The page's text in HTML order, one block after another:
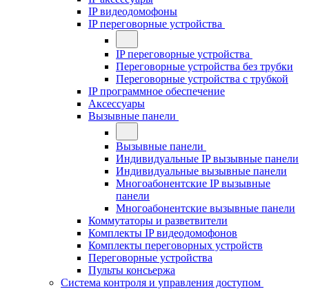
IP видеодомофоны
IP переговорные устройства
IP переговорные устройства
Переговорные устройства без трубки
Переговорные устройства с трубкой
IP программное обеспечение
Аксессуары
Вызывные панели
Вызывные панели
Индивидуальные IP вызывные панели
Индивидуальные вызывные панели
Многоабонентские IP вызывные
панели
Многоабонентские вызывные панели
Коммутаторы и разветвители
Комплекты IP видеодомофонов
Комплекты переговорных устройств
Переговорные устройства
Пульты консьержа
Система контроля и управления доступом